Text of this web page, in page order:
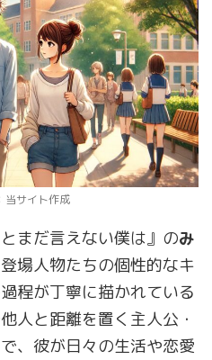
当サイト作成
まだ言えない僕は』のみ
場人物たちの個性的なキ
程が丁寧に描かれている
人と距離を置く主人公・
、彼が日々の生活や恋愛